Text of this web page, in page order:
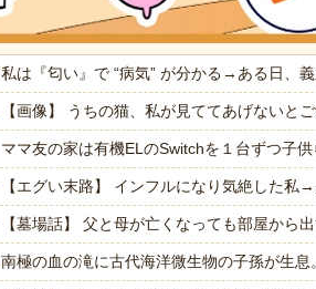
私は『匂い』で “病気” が分かる→ある日、
【画像】 うちの猫、私が見ててあげないと
ママ友の家は有機ELのSwitchを１台ずつ子
【エグい末路】 インフルになり気絶した
【墓場話】 父と母が亡くなっても部屋か
南極の血の滝に古代海洋微生物の子孫が生